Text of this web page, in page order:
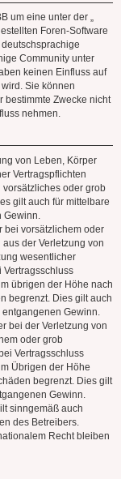
um eine unter der „
Foren-Software
Community unter
keinen Einfluss auf
Sie können
bestimmte Zwecke nicht
nehmen.
von Leben, Körper
Vertragspflichten
oder grob
gilt auch für mittelbare
bei vorsätzlichem oder
der Verletzung von
wesentlicher
Vertragsschluss
übrigen der Höhe nach
begrenzt. Dies gilt auch
Gewinn.
bei der Verletzung von
oder grob
Vertragsschluss
Übrigen der Höhe
begrenzt. Dies gilt
Gewinn.
sinngemäß auch
des Betreibers.
Recht bleiben